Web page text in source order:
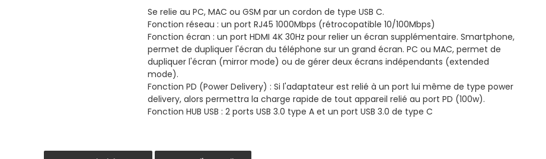
Se relie au PC, MAC ou GSM par un cordon de type USB C.
Fonction réseau : un port RJ45 1000Mbps (rétrocopatible 10/100Mbps)
Fonction écran : un port HDMI 4K 30Hz pour relier un écran supplémentaire. Smartphone,
permet de dupliquer l'écran du téléphone sur un grand écran. PC ou MAC, permet de
dupliquer l'écran (mirror mode) ou de gérer deux écrans indépendants (extended
mode).
Fonction PD (Power Delivery) : Si l'adaptateur est relié à un port lui même de type power
delivery, alors permettra la charge rapide de tout appareil relié au port PD (100w).
Fonction HUB USB : 2 ports USB 3.0 type A et un port USB 3.0 de type C